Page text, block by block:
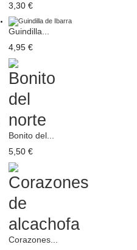
3,30 €
Guindilla...
4,95 €
Bonito del...
5,50 €
Corazones...